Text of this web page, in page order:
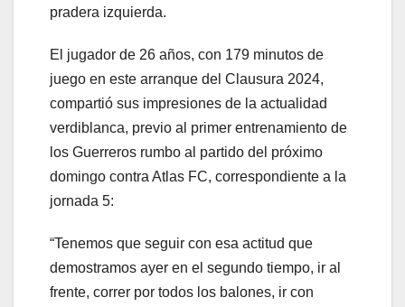
pradera izquierda.
El jugador de 26 años, con 179 minutos de
juego en este arranque del Clausura 2024,
compartió sus impresiones de la actualidad
verdiblanca, previo al primer entrenamiento de
los Guerreros rumbo al partido del próximo
domingo contra Atlas FC, correspondiente a la
jornada 5:
“Tenemos que seguir con esa actitud que
demostramos ayer en el segundo tiempo, ir al
frente, correr por todos los balones, ir con